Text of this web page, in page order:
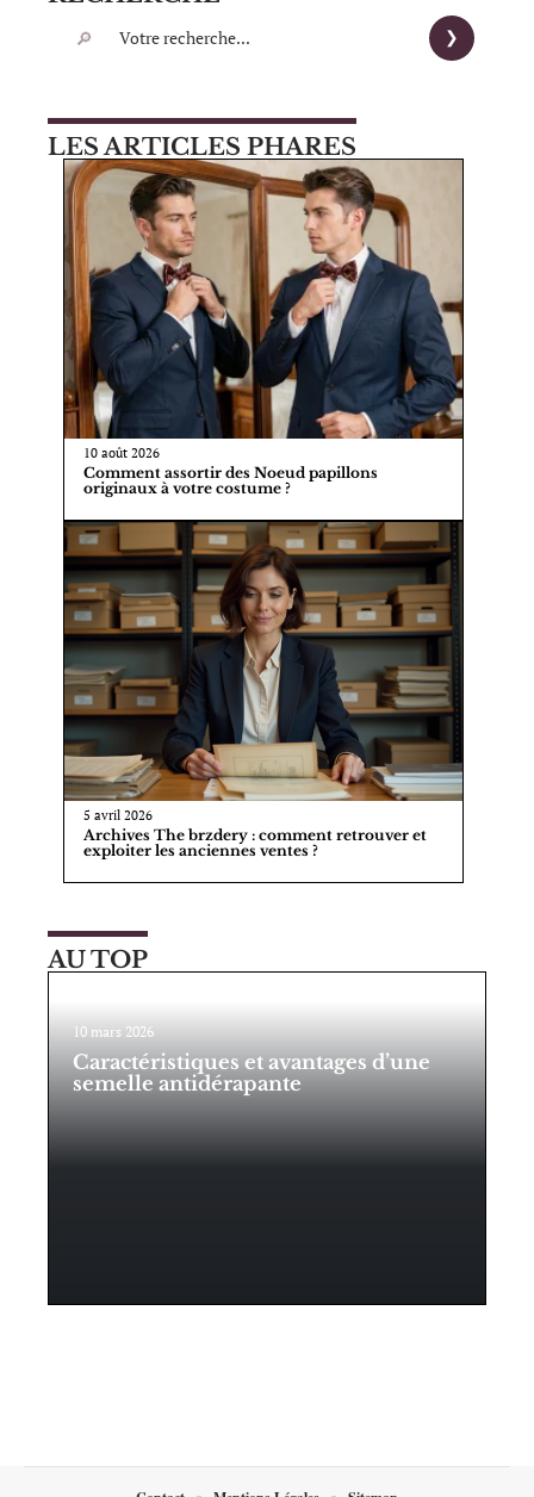
LES ARTICLES PHARES
10 août 2026
Comment assortir des Noeud papillons
originaux à votre costume ?
5 avril 2026
Archives The brzdery : comment retrouver et
exploiter les anciennes ventes ?
AU TOP
10 mars 2026
Caractéristiques et avantages d’une
semelle antidérapante